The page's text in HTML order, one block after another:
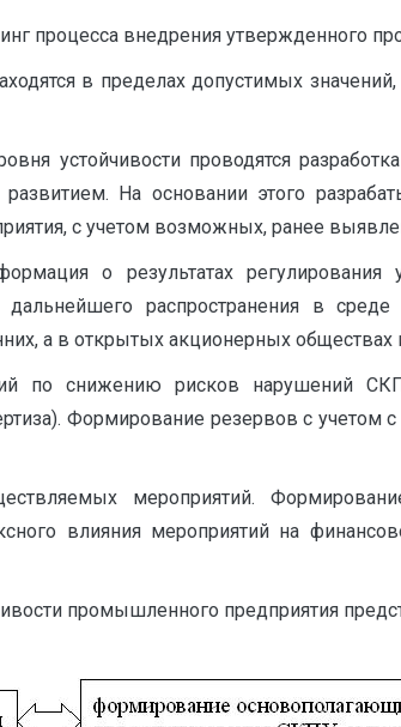
процесса внедрения утвержденного
в пределах допустимых
устойчивости проводятся
На основании этого
с учетом возможных, ранее
о результатах
распространения в среде
а в открытых акционерных обществах
по снижению рисков нарушений
Формирование резервов с
мероприятий.
влияния мероприятий на
промышленного предприятия